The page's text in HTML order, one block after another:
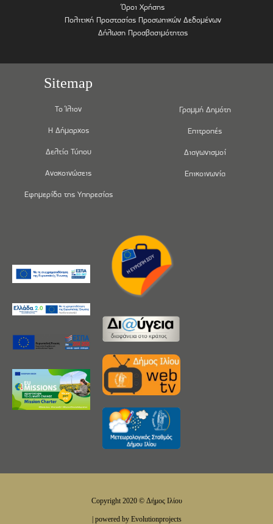
Όροι Χρήσης
Πολιτική Προστασίας Προσωπικών Δεδομένων
Δήλωση Προσβασιμότητας
Sitemap
Το Ίλιον
Η Δήμαρχος
Δελτία Τύπου
Ανακοινώσεις
Εφημερίδα της Υπηρεσίας
Γραμμή Δημότη
Επιτροπές
Διαγωνισμοί
Επικοινωνία
Copyright 2020 © Δήμος Ιλίου
| powered by Evolutionprojects